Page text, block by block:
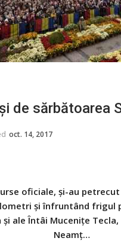
de sărbătoarea
oct. 14, 2017
oficiale, și-au
și înfruntând frigul
ale Întâi Mucenițe
Neamț…